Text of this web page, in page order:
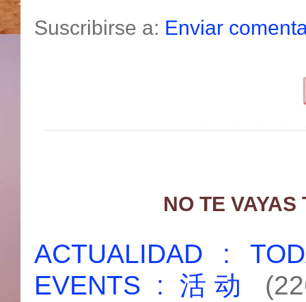
Suscribirse a: Enviar
NO TE
ACTUALIDAD :
EVENTS : 活动